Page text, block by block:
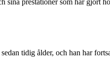
tidig ålder, och han har